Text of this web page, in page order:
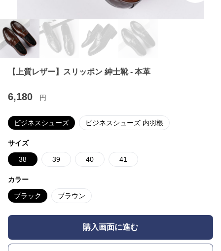
【上質レザー】スリッポン 紳士靴 - 本革
6,180 円
ビジネスシューズ ビジネスシューズ 内羽根
サイズ
38 39 40 41
カラー
ブラック ブラウン
購入画面に進む